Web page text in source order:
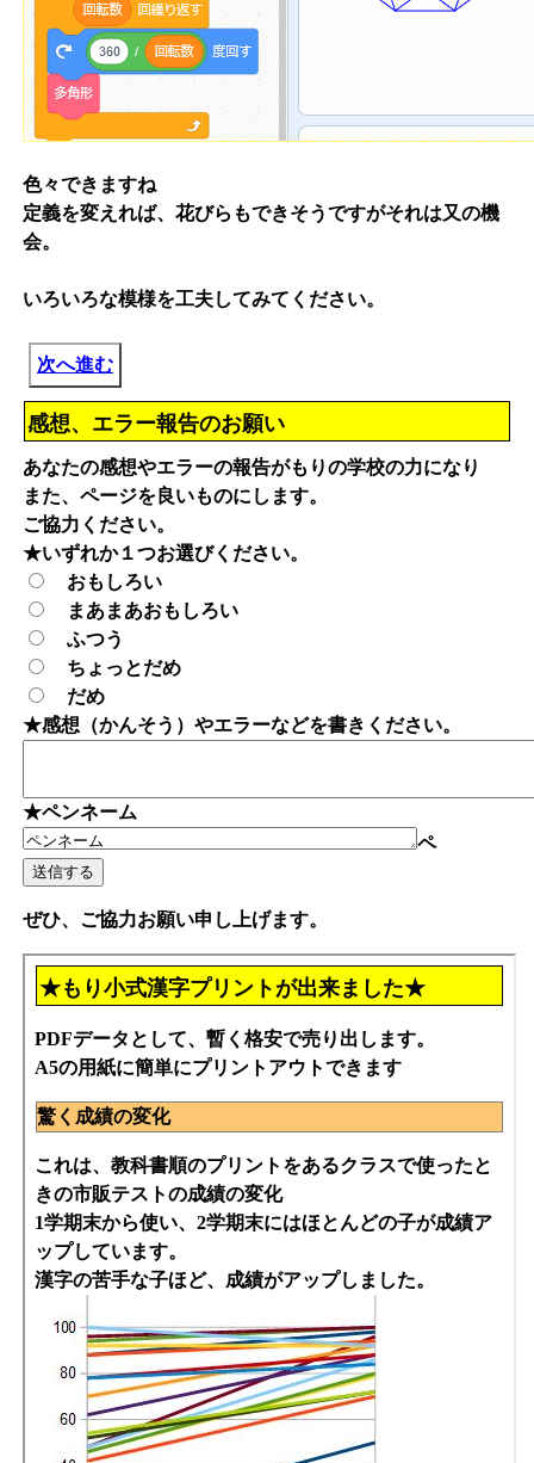
色々できますね
定義を変えれば、花びらもできそうですがそれは又の機
会。
いろいろな模様を工夫してみてください。
次へ進む
感想、エラー報告のお願い
あなたの感想やエラーの報告がもりの学校の力になり
また、ページを良いものにします。
ご協力ください。
★いずれか１つお選びください。
おもしろい
まあまあおもしろい
ふつう
ちょっとだめ
だめ
★感想（かんそう）やエラーなどを書きください。
★ペンネーム
ペ
ぜひ、ご協力お願い申し上げます。